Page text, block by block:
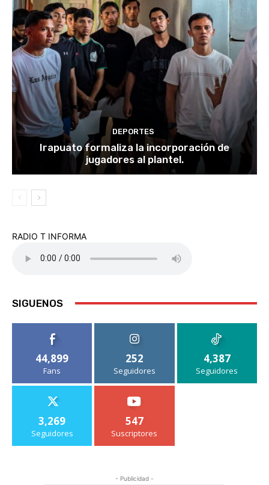
DEPORTES
Irapuato formaliza la incorporación de
jugadores al plantel.
RADIO T INFORMA
SIGUENOS
44,899
Fans
252
Seguidores
4,387
Seguidores
3,269
Seguidores
547
Suscriptores
- Publicidad -